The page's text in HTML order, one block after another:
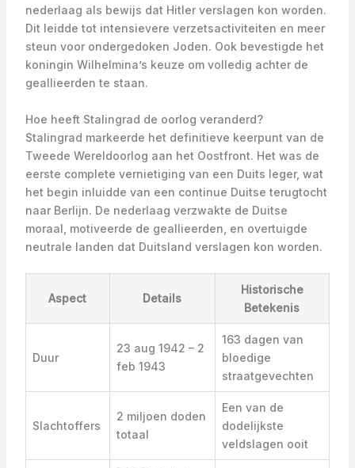
nederlaag als bewijs dat Hitler verslagen kon worden.
Dit leidde tot intensievere verzetsactiviteiten en meer
steun voor ondergedoken Joden. Ook bevestigde het
koningin Wilhelmina’s keuze om volledig achter de
geallieerden te staan.
Hoe heeft Stalingrad de oorlog veranderd?
Stalingrad markeerde het definitieve keerpunt van de
Tweede Wereldoorlog aan het Oostfront. Het was de
eerste complete vernietiging van een Duits leger, wat
het begin inluidde van een continue Duitse terugtocht
naar Berlijn. De nederlaag verzwakte de Duitse
moraal, motiveerde de geallieerden, en overtuigde
neutrale landen dat Duitsland verslagen kon worden.
Aspect Details
Historische
Betekenis
Duur
23 aug 1942 – 2
feb 1943
163 dagen van
bloedige
straatgevechten
Slachtoffers
2 miljoen doden
totaal
Een van de
dodelijkste
veldslagen ooit